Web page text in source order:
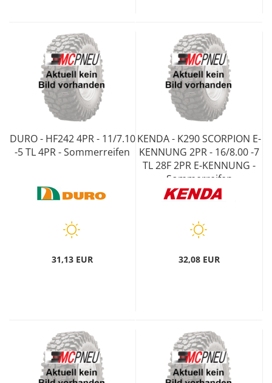
DURO - HF242 4PR - 11/7.10
-5 TL 4PR - Sommerreifen
31,13 EUR
KENDA - K290 SCORPION E-
KENNUNG 2PR - 16/8.00 -7
TL 28F 2PR E-KENNUNG -
Sommerreifen
32,08 EUR